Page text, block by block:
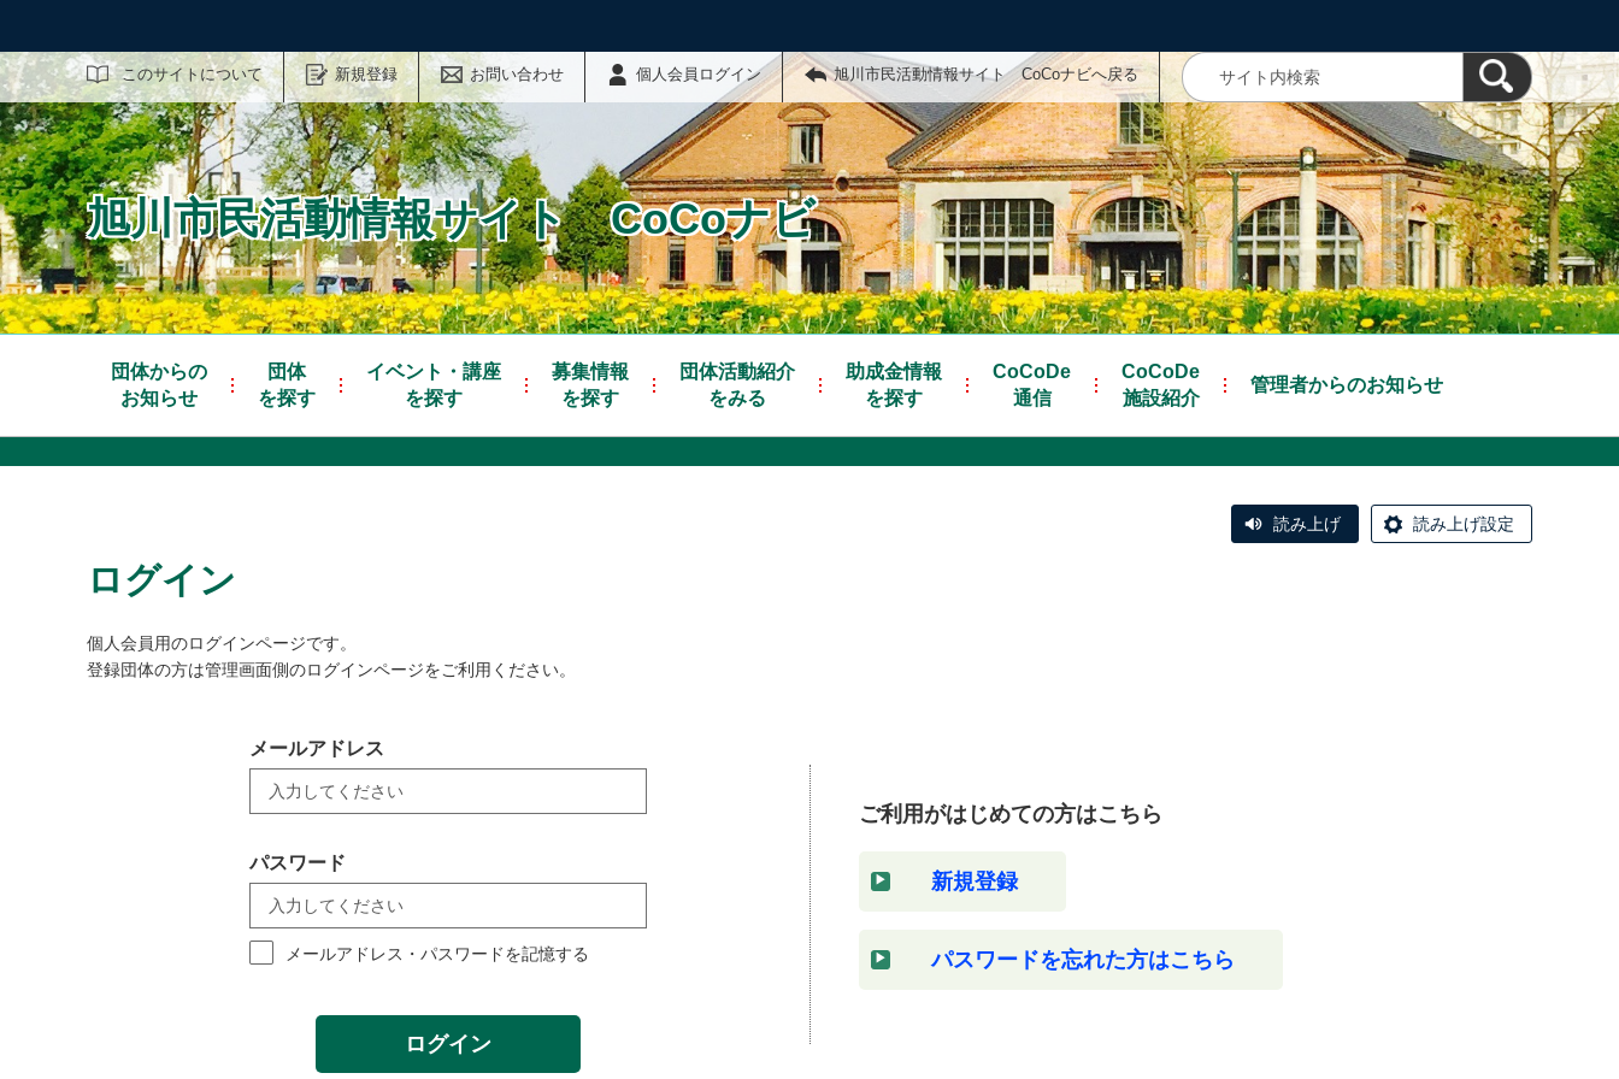
このサイトについて 新規登録 お問い合わせ 個人会員ログイン 旭川市民活動情報サイト CoCoナビへ戻る
サイト内検索
旭川市民活動情報サイト CoCoナビ
団体からの
お知らせ
団体
を探す
イベント・講座
を探す
募集情報
を探す
団体活動紹介
をみる
助成金情報
を探す
CoCoDe
通信
CoCoDe
施設紹介
管理者からのお知らせ
読み上げ 読み上げ設定
ログイン
個人会員用のログインページです。
登録団体の方は管理画面側のログインページをご利用ください。
メールアドレス
パスワード
メールアドレス・パスワードを記憶する
ログイン
ご利用がはじめての方はこちら
新規登録
パスワードを忘れた方はこちら